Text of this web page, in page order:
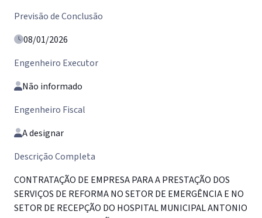
Previsão de Conclusão
08/01/2026
Engenheiro Executor
Não informado
Engenheiro Fiscal
A designar
Descrição Completa
CONTRATAÇÃO DE EMPRESA PARA A PRESTAÇÃO DOS
SERVIÇOS DE REFORMA NO SETOR DE EMERGÊNCIA E NO
SETOR DE RECEPÇÃO DO HOSPITAL MUNICIPAL ANTONIO